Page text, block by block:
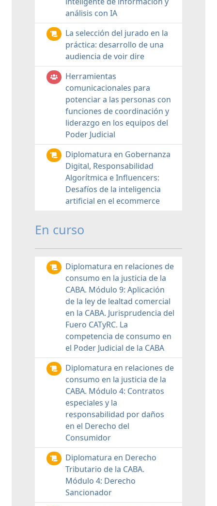
análisis con IA
La selección del jurado en la
práctica: desarrollo de una
audiencia de voir dire
Herramientas
comunicacionales para
potenciar a las personas con
funciones de coordinación y
liderazgo en los equipos del
Poder Judicial
Diplomatura en Gobernanza
Digital, Responsabilidad
Algorítmica e Influencers:
Desafíos de la inteligencia
artificial en el ecommerce
En curso
Diplomatura en relaciones de
consumo en la justicia de la
CABA. Módulo 9: Aplicación
de la ley de lealtad comercial
en la CABA. Jurisprudencia del
Fuero CATyRC. La
competencia de consumo en
el Poder Judicial de la CABA
Diplomatura en relaciones de
consumo en la justicia de la
CABA. Módulo 4: Contratos
especiales y la
responsabilidad por daños
en el Derecho del
Consumidor
Diplomatura en Derecho
Tributario de la CABA.
Módulo 4: Derecho
Sancionador